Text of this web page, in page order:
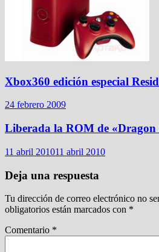
Xbox360 edición especial
24 febrero 2009
Liberada la ROM de «Dragon
11 abril 201011 abril 2010
Deja una respuesta
Tu dirección de correo electrónico no
obligatorios están marcados con *
Comentario *